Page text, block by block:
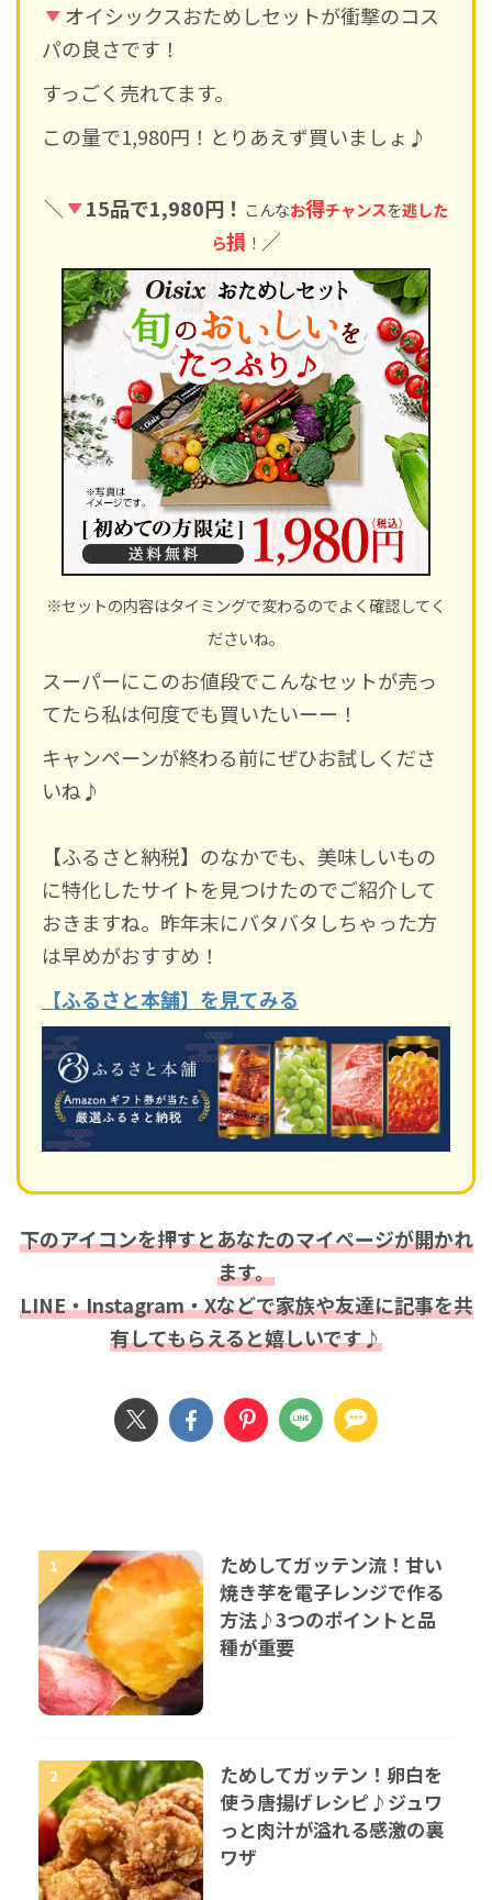
オイシックスおためしセットが衝撃のコス
パの良さです！
すっごく売れてます。
この量で1,980円！とりあえず買いましょ♪
＼ 15品で1,980円！ こんなお得チャンスを逃した
ら損 ！ ／
※セットの内容はタイミングで変わるのでよく確認してく
ださいね。
スーパーにこのお値段でこんなセットが売っ
てたら私は何度でも買いたいーー！
キャンペーンが終わる前にぜひお試しくださ
いね♪
【ふるさと納税】のなかでも、美味しいもの
に特化したサイトを見つけたのでご紹介して
おきますね。昨年末にバタバタしちゃった方
は早めがおすすめ！
【ふるさと本舗】を見てみる
下のアイコンを押すとあなたのマイページが開かれ
ます。
LINE・Instagram・Xなどで家族や友達に記事を共
有してもらえると嬉しいです♪
1
ためしてガッテン流！甘い
焼き芋を電子レンジで作る
方法♪3つのポイントと品
種が重要
2
ためしてガッテン！卵白を
使う唐揚げレシピ♪ジュワ
っと肉汁が溢れる感激の裏
ワザ